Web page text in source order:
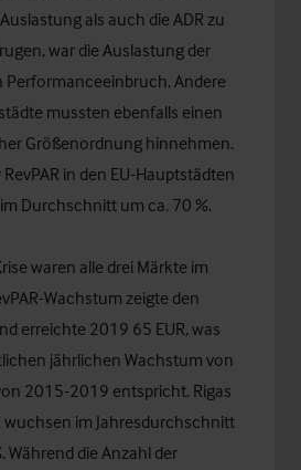
als auch die ADR zu
war die Auslastung der
Andere
mussten ebenfalls einen
Größenordnung hinnehmen.
in den EU-Hauptstädten
Durchschnitt um ca. 70 %.
waren alle drei Märkte im
Wachstum zeigte den
erreichte 2019 65 EUR, was
jährlichen Wachstum von
2015-2019 entspricht. Rigas
wuchsen im Jahresdurchschnitt
Während die Anzahl der